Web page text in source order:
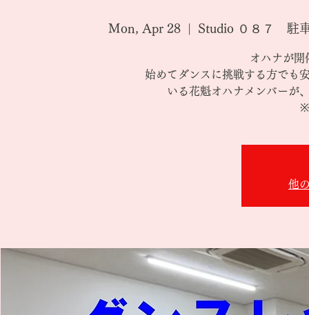
Mon, Apr 28
  |
Studio ０８７ 駐
オハナが開
始めてダンスに挑戦する方でも
いる花魁オハナメンバーが
※
他